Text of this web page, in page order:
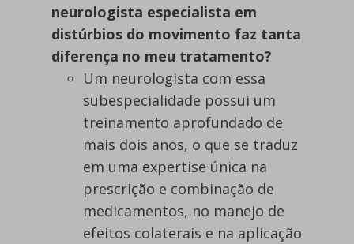
neurologista especialista em
distúrbios do movimento faz tanta
diferença no meu tratamento?
Um neurologista com essa
subespecialidade possui um
treinamento aprofundado de
mais dois anos, o que se traduz
em uma expertise única na
prescrição e combinação de
medicamentos, no manejo de
efeitos colaterais e na aplicação